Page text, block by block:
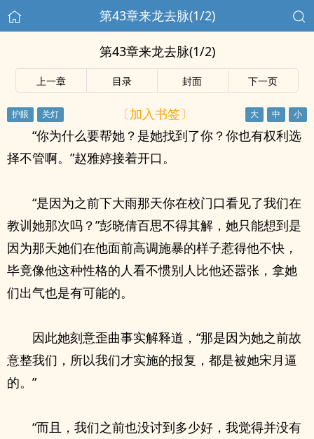
第43章来龙去脉(1/2)
第43章来龙去脉(1/2)
上一章 目录 封面 下一页
〔加入书签〕
“你为什么要帮她？是她找到了你？你也有权利选
择不管啊。”赵雅婷接着开口。
“是因为之前下大雨那天你在校门口看见了我们在
教训她那次吗？”彭晓倩百思不得其解，她只能想到是
因为那天她们在他面前高调施暴的样子惹得他不快，
毕竟像他这种性格的人看不惯别人比他还嚣张，拿她
们出气也是有可能的。
因此她刻意歪曲事实解释道，“那是因为她之前故
意整我们，所以我们才实施的报复，都是被她宋月逼
的。”
“而且，我们之前也没讨到多少好，我觉得并没有